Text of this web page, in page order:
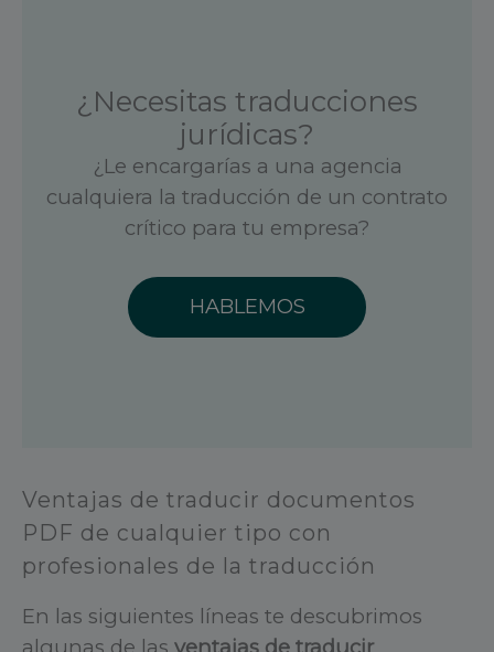
¿Necesitas traducciones
jurídicas?
¿Le encargarías a una agencia
cualquiera la traducción de un contrato
crítico para tu empresa?
HABLEMOS
Ventajas de traducir documentos
PDF de cualquier tipo con
profesionales de la traducción
En las siguientes líneas te descubrimos
algunas de las ventajas de traducir